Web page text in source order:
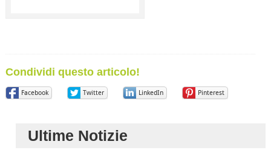
Condividi questo articolo!
Facebook Twitter LinkedIn Pinterest
Ultime Notizie